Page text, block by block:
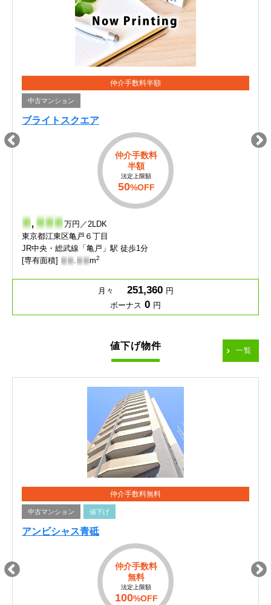
仲介手数料半額
中古マンション
ブライトスクエア
仲介手数料
半額
法定上限額
50%OFF
- ,- - - 万円／2LDK
東京都江東区亀戸６丁目
JR中央・総武線「亀戸」駅 徒歩1分
[専有面積] - - .- - m2
月々 251,360 円
ボーナス 0 円
値下げ物件 一覧
仲介手数料無料
中古マンション 値下げ
アンビシャス青砥
仲介手数料
無料
法定上限額
100%OFF